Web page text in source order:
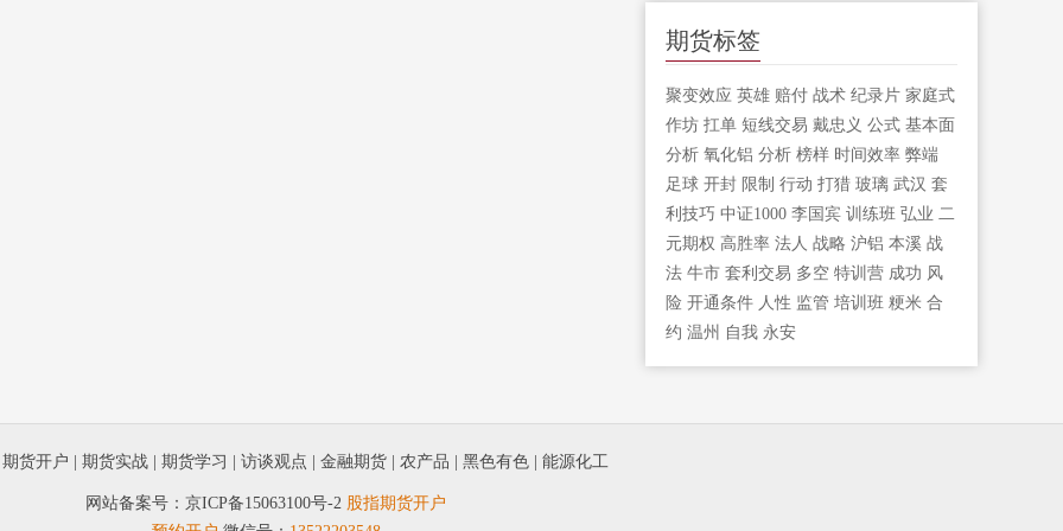
期货标签
聚变效应 英雄 赔付 战术 纪录片 家庭式
作坊 扛单 短线交易 戴忠义 公式 基本面
分析 氧化铝 分析 榜样 时间效率 弊端
足球 开封 限制 行动 打猎 玻璃 武汉 套
利技巧 中证1000 李国宾 训练班 弘业 二
元期权 高胜率 法人 战略 沪铝 本溪 战
法 牛市 套利交易 多空 特训营 成功 风
险 开通条件 人性 监管 培训班 粳米 合
约 温州 自我 永安
期货开户 期货实战 期货学习 访谈观点 金融期货 农产品 黑色有色 能源化工
网站备案号： 京ICP备15063100号-2 股指期货开户